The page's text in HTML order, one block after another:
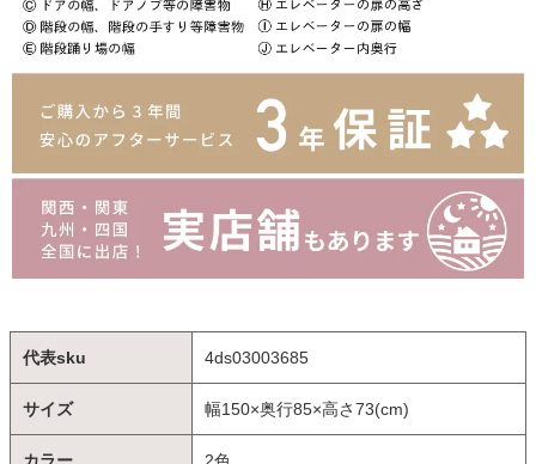
代表sku 4ds03003685
サイズ 幅150×奥行85×高さ73(cm)